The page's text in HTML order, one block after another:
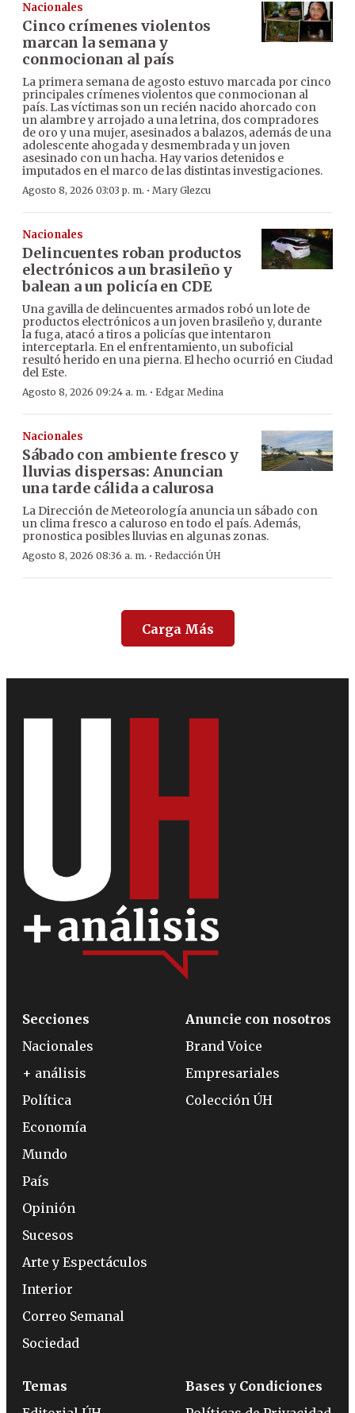
Nacionales
Cinco crímenes violentos
marcan la semana y
conmocionan al país
La primera semana de agosto estuvo marcada por cinco
principales crímenes violentos que conmocionan al
país. Las víctimas son un recién nacido ahorcado con
un alambre y arrojado a una letrina, dos compradores
de oro y una mujer, asesinados a balazos, además de una
adolescente ahogada y desmembrada y un joven
asesinado con un hacha. Hay varios detenidos e
imputados en el marco de las distintas investigaciones.
Agosto 8, 2026 03:03 p. m. · Mary Glezcu
Nacionales
Delincuentes roban productos
electrónicos a un brasileño y
balean a un policía en CDE
Una gavilla de delincuentes armados robó un lote de
productos electrónicos a un joven brasileño y, durante
la fuga, atacó a tiros a policías que intentaron
interceptarla. En el enfrentamiento, un suboficial
resultó herido en una pierna. El hecho ocurrió en Ciudad
del Este.
Agosto 8, 2026 09:24 a. m. · Edgar Medina
Nacionales
Sábado con ambiente fresco y
lluvias dispersas: Anuncian
una tarde cálida a calurosa
La Dirección de Meteorología anuncia un sábado con
un clima fresco a caluroso en todo el país. Además,
pronostica posibles lluvias en algunas zonas.
Agosto 8, 2026 08:36 a. m. · Redacción ÚH
Carga Más
Secciones
Nacionales
+ análisis
Política
Economía
Mundo
País
Opinión
Sucesos
Arte y Espectáculos
Interior
Correo Semanal
Sociedad
Anuncie con nosotros
Brand Voice
Empresariales
Colección ÚH
Temas
Bases y Condiciones